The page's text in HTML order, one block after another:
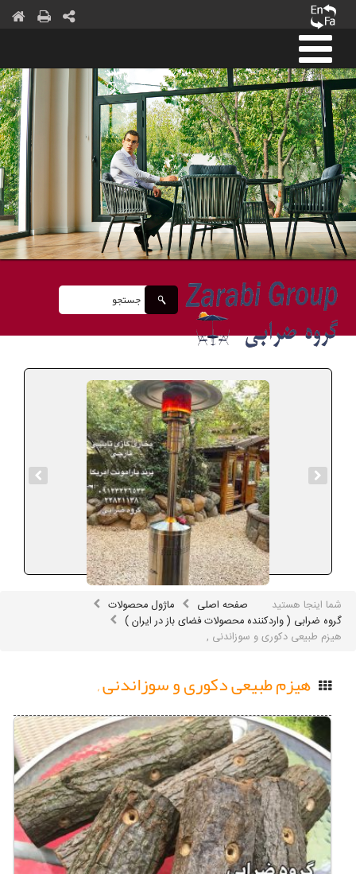
شما اینجا هستید صفحه اصلی
ماژول محصولات
گروه ضرابی ( واردکننده محصولات فضای باز در ایران )
هیزم طبیعی دکوری و سوزاندنی ,
هیزم طبیعی دکوری و سوزاندنی ,